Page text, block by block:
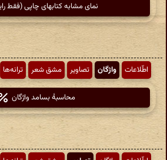
نمای مشابه کتابهای چاپی (فقط
اطّلاعات واژگان تصاویر مشق شعر ترانه‌ها
محاسبهٔ بسامد واژگان